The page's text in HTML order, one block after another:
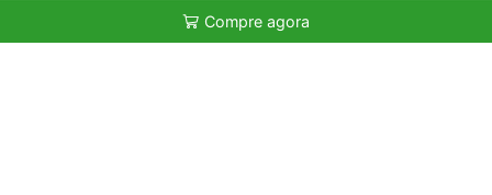
Compre agora